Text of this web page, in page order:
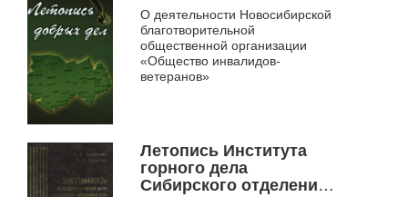
О деятельности Новосибирской
благотворительной
общественной организации
«Общество инвалидов-
ветеранов»
Летопись Института
горного дела
Сибирского отделения